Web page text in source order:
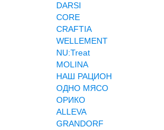
DARSI
CORE
CRAFTIA
WELLEMENT
NU:Treat
MOLINA
НАШ РАЦИОН
ОДНО МЯСО
ОРИКО
ALLEVA
GRANDORF